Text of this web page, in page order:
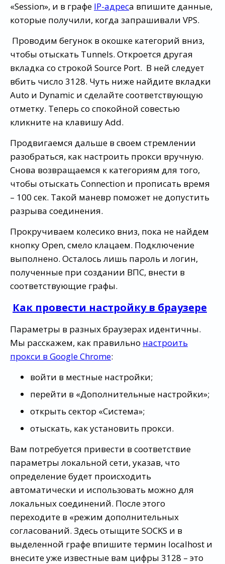
«Session», и в графе IP-адреса впишите данные,
которые получили, когда запрашивали VPS.
Проводим бегунок в окошке категорий вниз,
чтобы отыскать Tunnels. Откроется другая
вкладка со строкой Source Port. В ней следует
вбить число 3128. Чуть ниже найдите вкладки
Auto и Dynamic и сделайте соответствующую
отметку. Теперь со спокойной совестью
кликните на клавишу Add.
Продвигаемся дальше в своем стремлении
разобраться, как настроить прокси вручную.
Снова возвращаемся к категориям для того,
чтобы отыскать Connection и прописать время
– 100 сек. Такой маневр поможет не допустить
разрыва соединения.
Прокручиваем колесико вниз, пока не найдем
кнопку Open, смело клацаем. Подключение
выполнено. Осталось лишь пароль и логин,
полученные при создании ВПС, внести в
соответствующие графы.
Как провести настройку в браузере
Параметры в разных браузерах идентичны.
Мы расскажем, как правильно настроить
прокси в Google Chrome:
войти в местные настройки;
перейти в «Дополнительные настройки»;
открыть сектор «Система»;
отыскать, как установить прокси.
Вам потребуется привести в соответствие
параметры локальной сети, указав, что
определение будет происходить
автоматически и использовать можно для
локальных соединений. После этого
переходите в «режим дополнительных
согласований. Здесь отыщите SOCKS и в
выделенной графе впишите термин localhost и
внесите уже известные вам цифры 3128 – это